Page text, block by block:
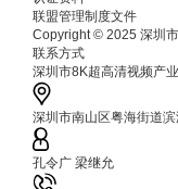
联盟管理制度文件
Copyright © 2025 深圳
联系方式
深圳市8K超高清视频产
深圳市南山区粤海街道
孔令广 梁继允